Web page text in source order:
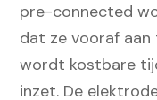
pre-connected
dat ze vooraf aan
wordt kostbare
inzet. De